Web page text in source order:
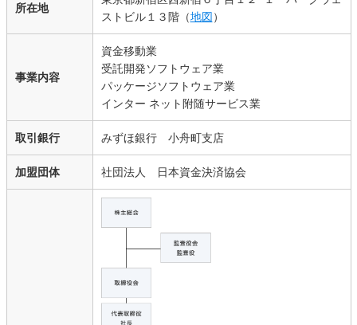
所在地
ストビル１３階（地図 ）
事業内容
資金移動業
受託開発ソフトウェア業
パッケージソフトウェア業
インター ネット附随サービス業
取引銀行 みずほ銀行 小舟町支店
加盟団体 社団法人 日本資金決済協会